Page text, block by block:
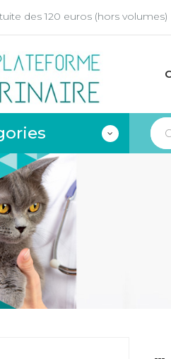
des 120 euros (hors volumes)